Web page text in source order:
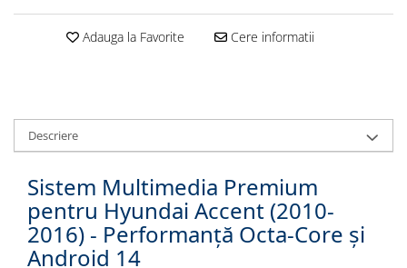
Navigatii Chrysler
Navigatii 2 DIN
Navigatii 1 DIN
Accesorii navigatii
CarPlay&Android Auto
Adauga la Favorite Cere informatii
Descriere
Sistem Multimedia Premium
pentru Hyundai Accent (2010-
2016) - Performanță Octa-Core și
Android 14